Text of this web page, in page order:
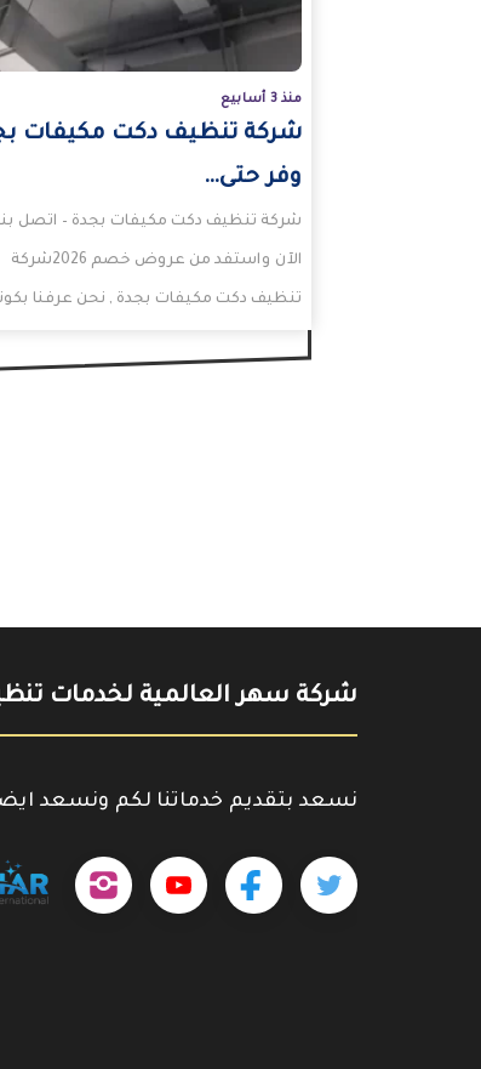
منذ 3 أسابيع
شركة تنظيف دكت مكيفات
وفر حتى…
شركة تنظيف دكت مكيفات بجدة – اتصل
الآن واستفد من عروض خصم 2026شركة
تنظيف دكت مكيفات بجدة , نحن عرفنا
شركة سهر العالمية لخدمات
نسعد بتقديم خدماتنا لكم ونسعد
تابعنا تابعنا @sahar4046
تابعنا